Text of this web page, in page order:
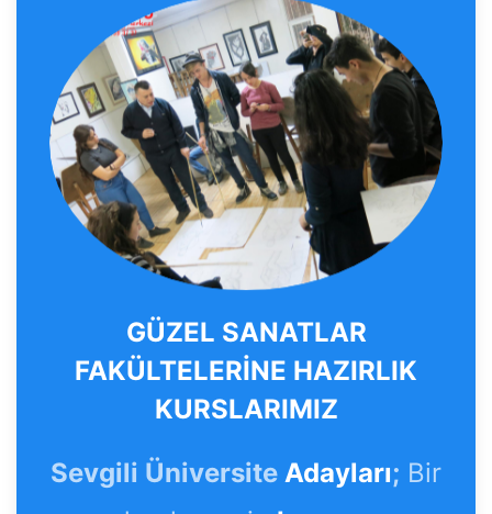
GÜZEL SANATLAR
FAKÜLTELERİNE HAZIRLIK
KURSLARIMIZ
Sevgili Üniversite Adayları; Bir